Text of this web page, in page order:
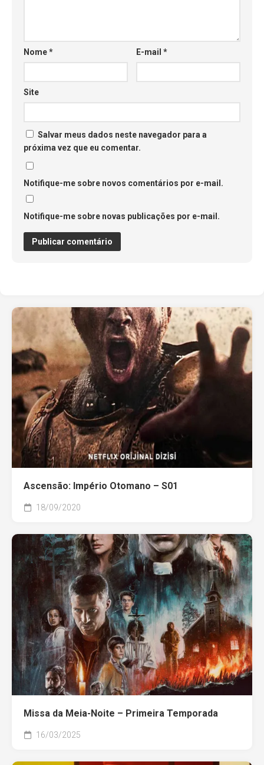
Nome* E-mail*
Site
Salvar meus dados neste navegador para a
próxima vez que eu comentar.
Notifique-me sobre novos comentários por e-mail.
Notifique-me sobre novas publicações por e-mail.
Ascensão: Império Otomano – S01
18/09/2020
Missa da Meia-Noite – Primeira Temporada
16/03/2025